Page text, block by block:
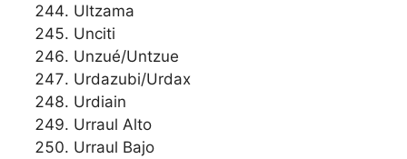
Ultzama
Unciti
Unzué/Untzue
Urdazubi/Urdax
Urdiain
Urraul Alto
Urraul Bajo